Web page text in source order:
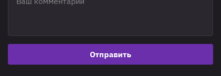
Отправить